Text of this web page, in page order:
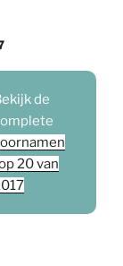
de
20 van